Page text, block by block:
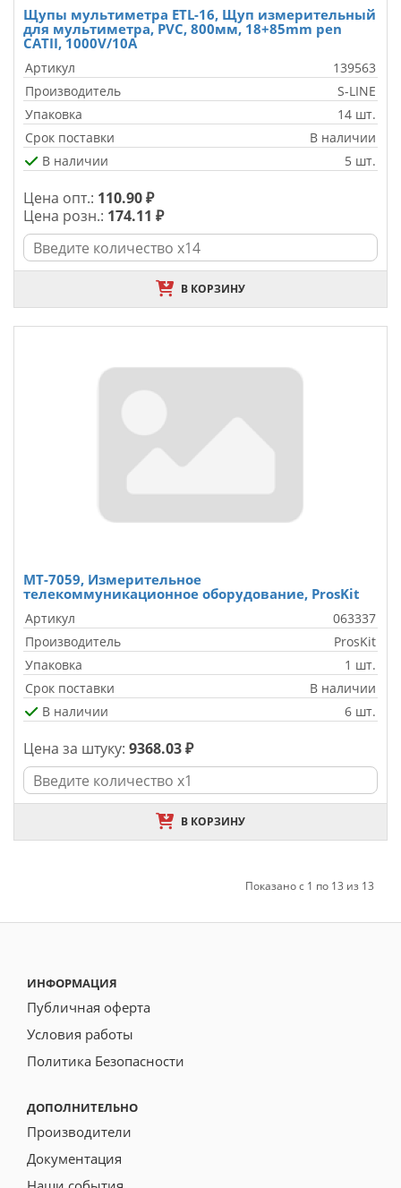
Щупы мультиметра ETL-16, Щуп измерительный
для мультиметра, PVC, 800мм, 18+85mm pen
CATII, 1000V/10A
Артикул
139563
Производитель
S-LINE
Упаковка
14 шт.
Срок поставки
В наличии
В наличии
5 шт.
Цена опт.: 110.90 ₽
Цена розн.: 174.11 ₽
В КОРЗИНУ
MT-7059, Измерительное
телекоммуникационное оборудование, ProsKit
Артикул
063337
Производитель
ProsKit
Упаковка
1 шт.
Срок поставки
В наличии
В наличии
6 шт.
Цена за штуку: 9368.03 ₽
В КОРЗИНУ
Показано с 1 по 13 из 13
ИНФОРМАЦИЯ
Публичная оферта
Условия работы
Политика Безопасности
ДОПОЛНИТЕЛЬНО
Производители
Документация